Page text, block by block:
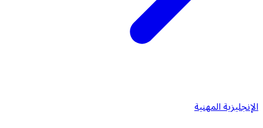
الإنجليزية المهنية